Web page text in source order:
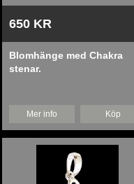
650 KR
Blomhänge med Chakra
stenar.
Mer info Köp